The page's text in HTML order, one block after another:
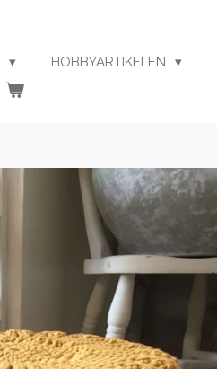
HOBBYARTIKELEN